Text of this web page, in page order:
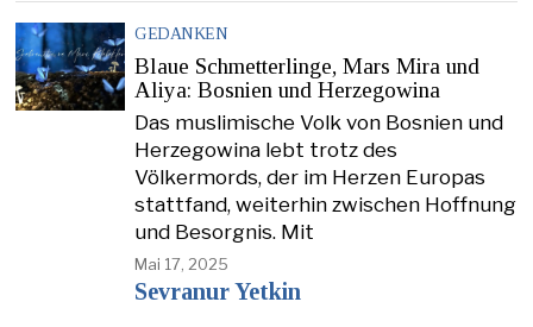
GEDANKEN
Blaue Schmetterlinge, Mars Mira und
Aliya: Bosnien und Herzegowina
Das muslimische Volk von Bosnien und
Herzegowina lebt trotz des
Völkermords, der im Herzen Europas
stattfand, weiterhin zwischen Hoffnung
und Besorgnis. Mit
Mai 17, 2025
Sevranur Yetkin